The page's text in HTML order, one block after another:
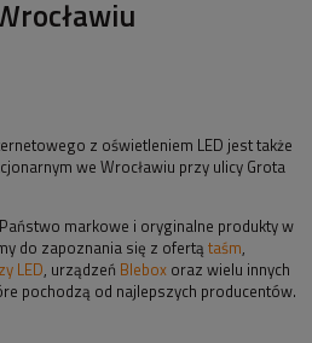
z oświetleniem LED jest także
we Wrocławiu przy ulicy Grota
markowe i oryginalne produkty w
do zapoznania się z ofertą taśm,
LED, urządzeń Blebox oraz wielu innych
pochodzą od najlepszych producentów.